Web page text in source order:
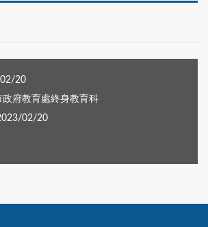
20
府教育處終身教育科
02/20